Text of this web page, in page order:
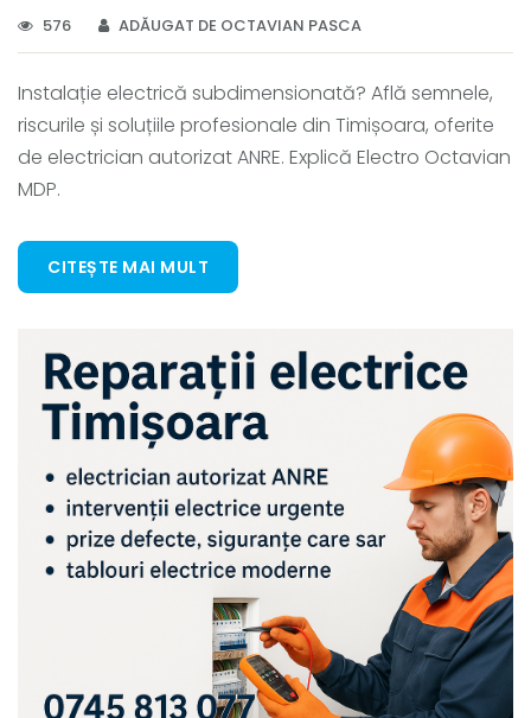
576 ADĂUGAT DE OCTAVIAN PASCA
Instalație electrică subdimensionată? Află semnele,
riscurile și soluțiile profesionale din Timișoara, oferite
de electrician autorizat ANRE. Explică Electro Octavian
MDP.
CITEȘTE MAI MULT